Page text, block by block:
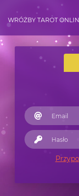
WRÓŻBY TAROT